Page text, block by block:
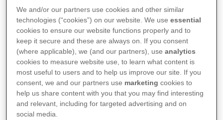
giuridico italiano un sistema di
responsabilità amministrativa degli Enti, per alcuni
reati, commessi nell'interesse o a vantaggio
dell'Ente stesso.
Il Decreto riconosce, a determinate condizioni,
un'efficacia esimente della responsabilità
amministrativa dipendente da reato dell'Ente ai
We and/or our partners use cookies and other similar
technologies (“cookies”) on our website. We useessential
cookies to ensure our website functions properly and to
keep it secure and these are always on. If you consent
(where applicable), we (and our partners), useanalytics
cookies to measure website use, to learn what content is
most useful to users and to help us improve our site. If you
consent, we and our partners use marketing cookies to
help us share content with you that you may find interesting
and relevant, including for targeted advertising and on
social media.